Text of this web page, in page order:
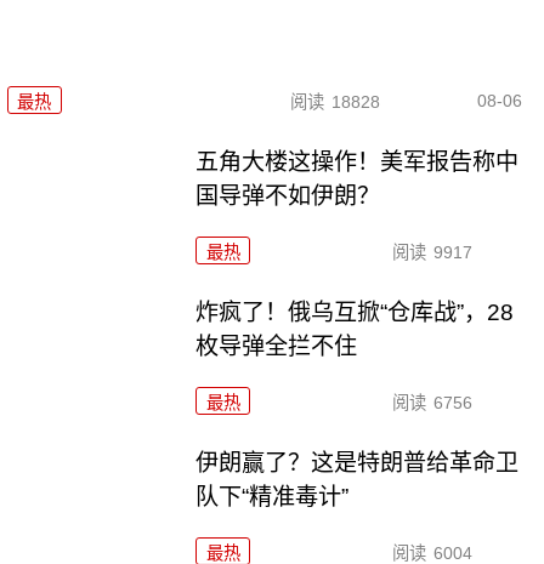
最热 阅读 18828 08-06
五角大楼这操作！美军报告称中
国导弹不如伊朗？
最热 阅读 9917
炸疯了！俄乌互掀“仓库战”，28
枚导弹全拦不住
最热 阅读 6756
伊朗赢了？这是特朗普给革命卫
队下“精准毒计”
最热 阅读 6004